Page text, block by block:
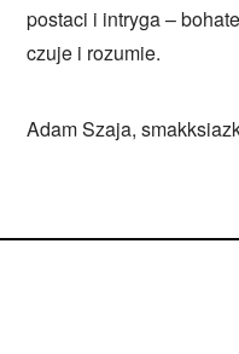
postaci i intryga –
czuje i rozumie.
Adam Szaja,